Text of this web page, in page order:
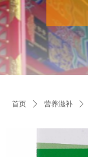
首页 ꄲ 营养滋补 ꄲ